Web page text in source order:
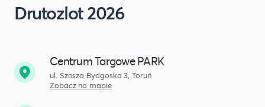
Drutozlot 2026
Centrum Targowe PARK
ul. Szosza Bydgoska 3, Toruń
Zobacz na mapie